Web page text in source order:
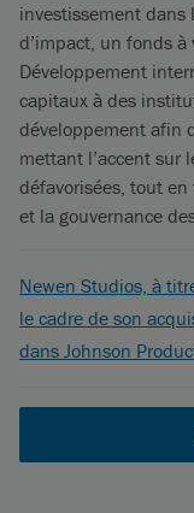
investissement dans
d’impact, un fonds à
Développement
capitaux à des
développement afin
mettant l’accent sur
défavorisées, tout
et la gouvernance
Newen Studios, à
le cadre de son
dans Johnson